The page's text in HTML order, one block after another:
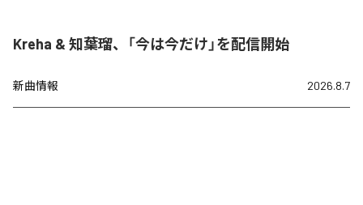
Kreha & 知葉瑠、「今は今だけ」を配信開始
新曲情報 2026.8.7